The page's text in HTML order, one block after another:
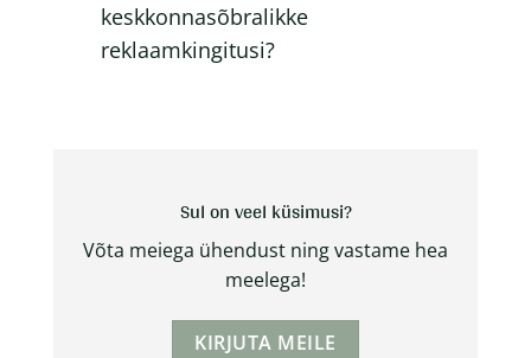
keskkonnasõbralikke
reklaamkingitusi?
Sul on veel küsimusi?
Võta meiega ühendust ning vastame hea
meelega!
KIRJUTA MEILE